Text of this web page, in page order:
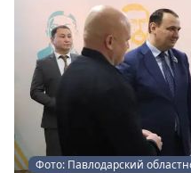
Фото: Павлодарский